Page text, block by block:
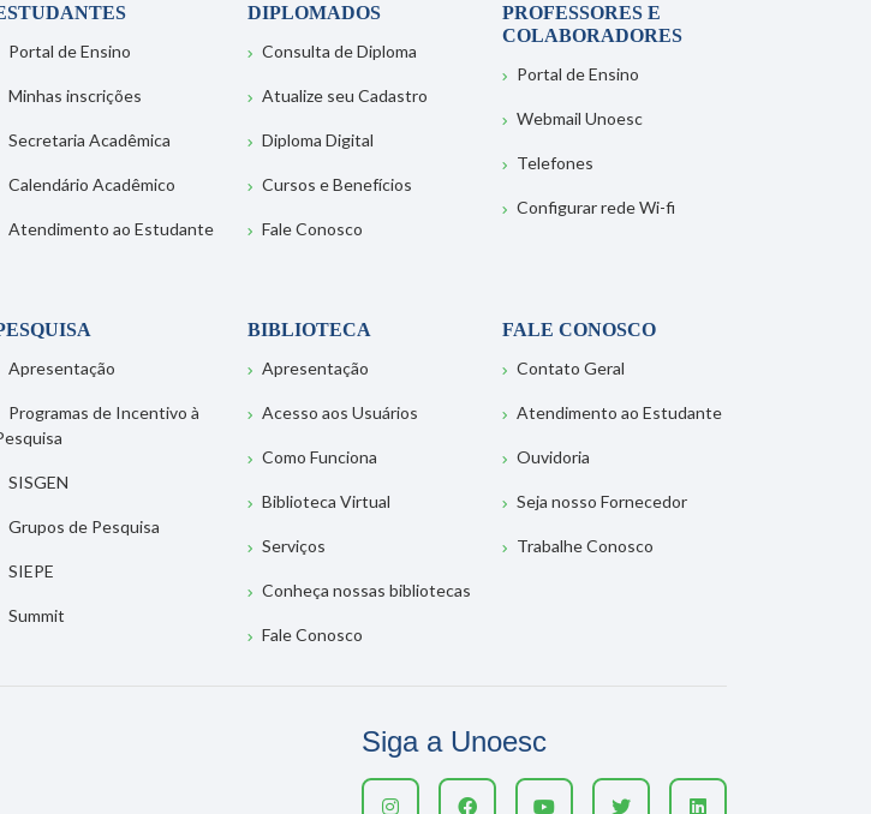
Portal de Ensino
Minhas inscrições
Secretaria Acadêmica
Calendário Acadêmico
Atendimento ao Estudante
DIPLOMADOS
Consulta de Diploma
Atualize seu Cadastro
Diploma Digital
Cursos e Benefícios
Fale Conosco
PROFESSORES E
COLABORADORES
Portal de Ensino
Webmail Unoesc
Telefones
Configurar rede Wi-fi
Apresentação
Programas de Incentivo à
SISGEN
Grupos de Pesquisa
SIEPE
Summit
BIBLIOTECA
Apresentação
Acesso aos Usuários
Como Funciona
Biblioteca Virtual
Serviços
Conheça nossas bibliotecas
Fale Conosco
FALE CONOSCO
Contato Geral
Atendimento ao Estudante
Ouvidoria
Seja nosso Fornecedor
Trabalhe Conosco
Siga a Unoesc